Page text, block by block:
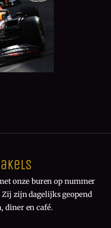
onze buren op nummer
Zij zijn dagelijks geopend
diner en café.